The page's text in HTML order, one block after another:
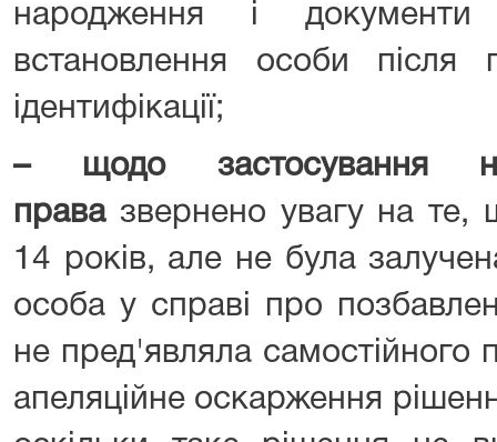
народження і
встановлення особи після
ідентифікації;
–
щодо застосування
права звернено увагу на те,
14 років, але не була
особа у справі про
не пред'являла самостійного
апеляційне оскарження